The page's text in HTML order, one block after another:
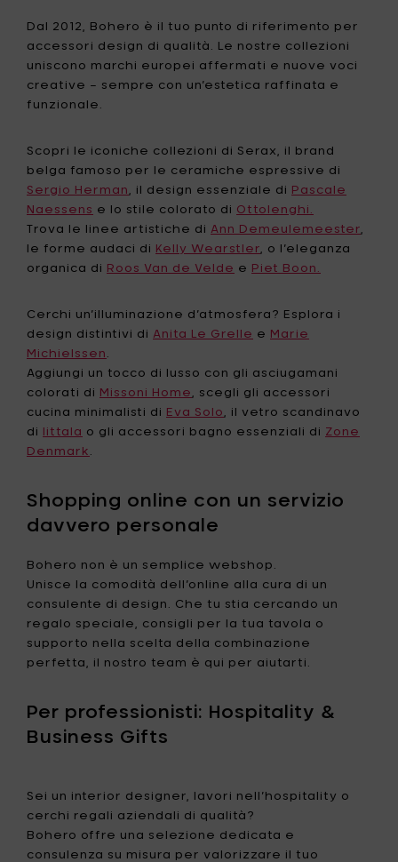
Dal 2012, Bohero è il tuo punto di riferimento per
accessori design di qualità. Le nostre collezioni
uniscono marchi europei affermati e nuove voci
creative – sempre con un’estetica raffinata e
funzionale.
Scopri le iconiche collezioni di Serax, il brand
belga famoso per le ceramiche espressive di
Sergio Herman
, il design essenziale di Pascale
Naessens e lo stile colorato di Ottolenghi.
Trova le linee artistiche di Ann Demeulemeester
le forme audaci di Kelly Wearstler , o l’eleganza
organica di Roos Van de Velde e Piet Boon.
Cerchi un’illuminazione d’atmosfera? Esplora i
design distintivi di Anita Le Grelle e Marie
Michielssen
Aggiungi un tocco di lusso con gli asciugamani
colorati di Missoni Home
, scegli gli accessori
cucina minimalisti di Eva Solo
, il vetro scandinavo
di Iittala o gli accessori bagno essenziali di Zone
Denmark
Shopping online con un servizio
davvero personale
Bohero non è un semplice webshop.
Unisce la comodità dell’online alla cura di un
consulente di design. Che tu stia cercando un
regalo speciale, consigli per la tua tavola o
supporto nella scelta della combinazione
perfetta, il nostro team è qui per aiutarti.
Per professionisti: Hospitality &
Business Gifts
Sei un interior designer, lavori nell’hospitality o
cerchi regali aziendali di qualità?
Bohero offre una selezione dedicata e
consulenza su misura per valorizzare il tuo